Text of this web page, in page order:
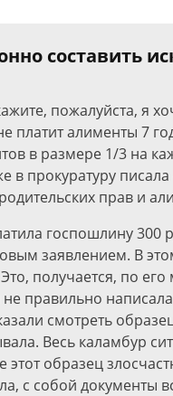
составить
пожалуйста, я
платит алименты 7
в размере 1/3 на
в прокуратуру писала
прав и
госпошлину 300
заявлением. В
получается, по
не правильно
смотреть
Весь каламбур
этот образец
с собой документы